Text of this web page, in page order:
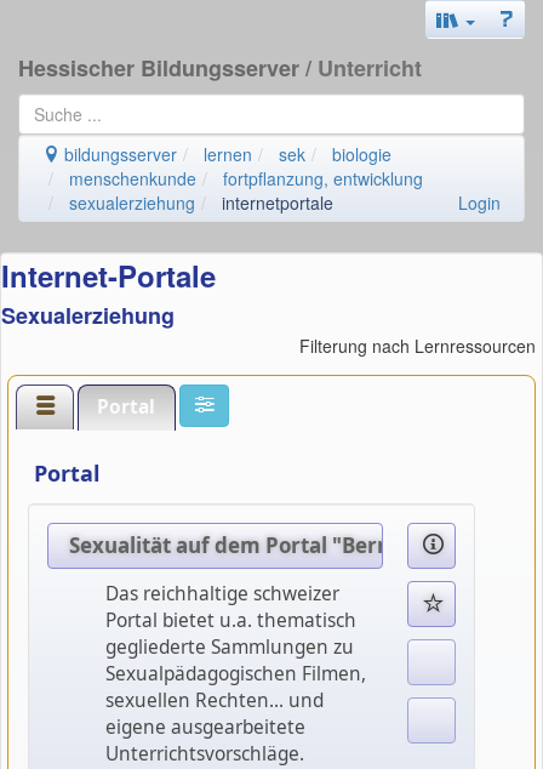
Hessischer Bildungsserver/ Unterricht
bildungsserver lernen sek
biologie
menschenkunde
fortpflanzung, entwicklung
sexualerziehung
internetportale Login
Internet-Portale
Sexualerziehung
Filterung nach Lernressourcen
Portal
Portal
Sexualität auf dem Portal "Berner Gesundheit"
Das reichhaltige schweizer
Portal bietet u.a. thematisch
gegliederte Sammlungen zu
Sexualpädagogischen Filmen,
sexuellen Rechten... und
eigene ausgearbeitete
Unterrichtsvorschläge.